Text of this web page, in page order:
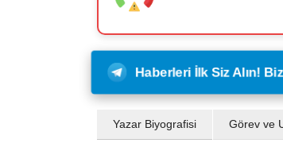
Haberleri İlk Siz Alın!
Yazar Biyografisi Görev ve